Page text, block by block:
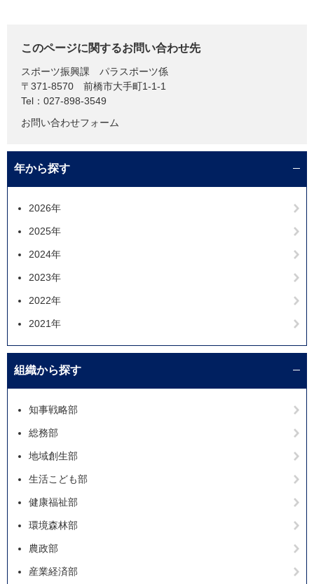
このページに関するお問い合わせ先
スポーツ振興課
パラスポーツ係
〒371-8570
前橋市大手町1-1-1
Tel：027-898-3549
お問い合わせフォーム
年から探す
2026年
2025年
2024年
2023年
2022年
2021年
組織から探す
知事戦略部
総務部
地域創生部
生活こども部
健康福祉部
環境森林部
農政部
産業経済部